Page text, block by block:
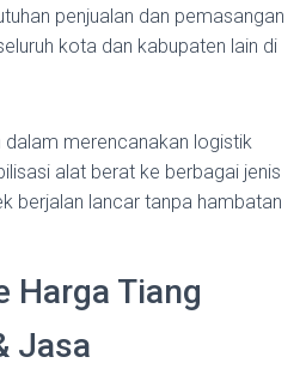
penjualan dan pemasangan
kota dan kabupaten lain di
merencanakan logistik
alat berat ke berbagai jenis
berjalan lancar tanpa hambatan
Harga Tiang
Jasa